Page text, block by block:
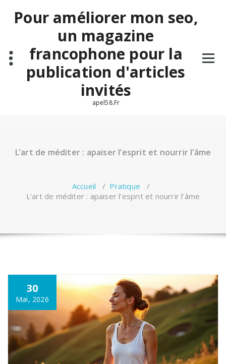
contenuPour améliorer mon seo,
un magazine
francophone pour la
publication d'articles
invités
apel58.Fr
L’art de méditer : apaiser l’esprit et nourrir l’âme
Accueil / Pratique /
L’art de méditer : apaiser l’esprit et nourrir l’âme
30
Mai, 2026